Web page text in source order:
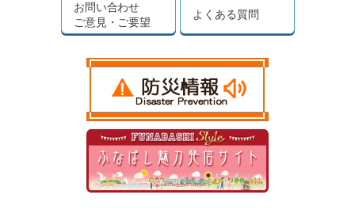
お問い合わせ
ご意見・ご要望
よくある質問